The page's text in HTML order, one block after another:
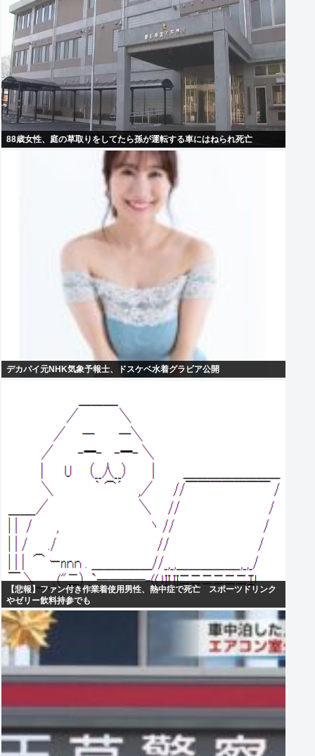
88歳女性、庭の草取りをしてたら孫が運転する車にはねられ死亡
デカパイ元NHK気象予報士、ドスケベ水着グラビア公開
【悲報】ファン付き作業着使用男性、熱中症で死亡 スポーツドリンク
やゼリー飲料持参でも